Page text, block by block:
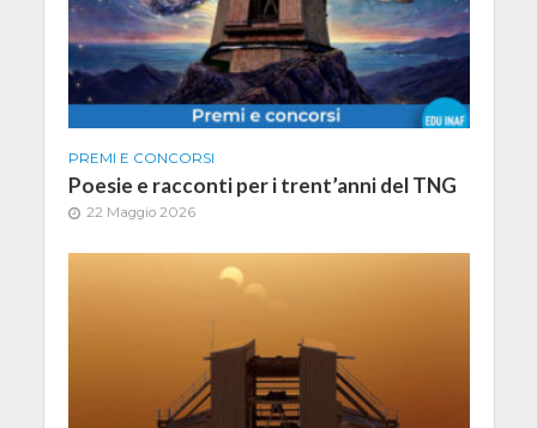
PREMI E CONCORSI
Poesie e racconti per i trent’anni del TNG
22 Maggio 2026